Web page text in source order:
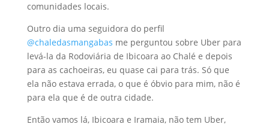
comunidades locais.
Outro dia uma seguidora do perfil
@chaledasmangabas me perguntou sobre Uber para
levá-la da Rodoviária de Ibicoara ao Chalé e depois
para as cachoeiras, eu quase cai para trás. Só que
ela não estava errada, o que é óbvio para mim, não é
para ela que é de outra cidade.
Então vamos lá, Ibicoara e Iramaia, não tem Uber,